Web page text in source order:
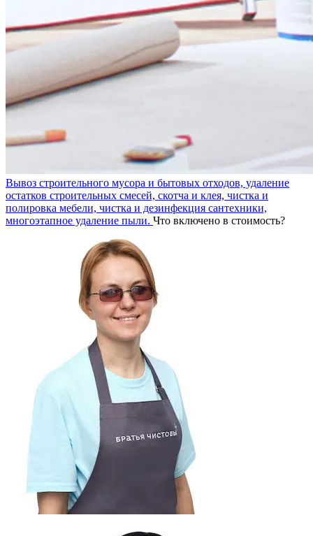
Вывоз строительного мусора и бытовых отходов, удаление
остатков строительных смесей, скотча и клея, чистка и
полировка мебели, чистка и дезинфекция сантехники,
многоэтапное удаление пыли. Что включено в стоимость?